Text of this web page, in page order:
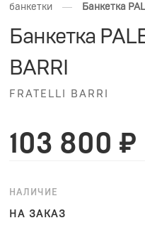
банкетки
— Банкетка
Банкетка
BARRI
FRATELLI BARRI
103 800 ₽
НАЛИЧИЕ
НА ЗАКАЗ